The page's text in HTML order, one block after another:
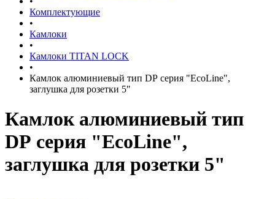
Комплектующие
•
Камлоки
•
Камлоки TITAN LOCK
•
Камлок алюминиевый тип DР серия "EcoLine",
заглушка для розетки 5"
Камлок алюминиевый тип
DР серия "EcoLine",
заглушка для розетки 5"